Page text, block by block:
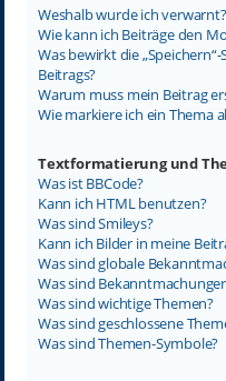
Weshalb wurde ich verwarnt?
Wie kann ich Beiträge den
Was bewirkt die
Beitrags?
Warum muss mein Beitrag
Wie markiere ich ein Thema
Textformatierung und
Was ist BBCode?
Kann ich HTML benutzen?
Was sind Smileys?
Kann ich Bilder in meine
Was sind globale
Was sind
Was sind wichtige Themen?
Was sind geschlossene
Was sind Themen-Symbole?